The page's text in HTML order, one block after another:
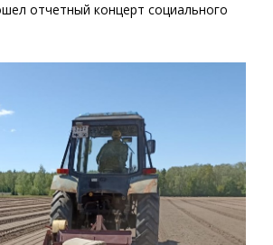
отчетный концерт социального